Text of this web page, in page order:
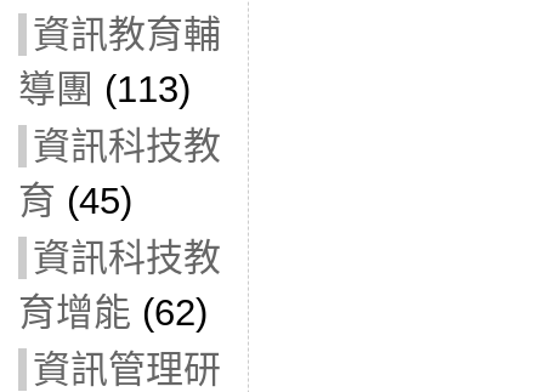
資訊教育輔
導團 (113)
資訊科技教
育 (45)
資訊科技教
育增能 (62)
資訊管理研